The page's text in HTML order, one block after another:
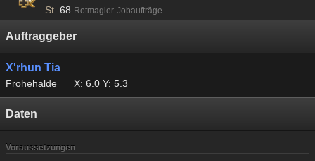
St. 68 Rotmagier-Jobaufträge
Auftraggeber
X'rhun Tia
Frohehalde X: 6.0 Y: 5.3
Daten
Voraussetzungen